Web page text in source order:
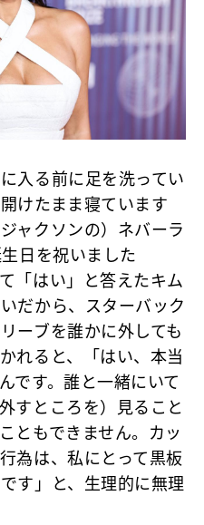
入る前に足を洗ってい
けたまま寝ています
ャクソンの）ネバーラ
日を祝いました
「はい」と答えたキム
だから、スターバック
ーブを誰かに外しても
れると、「はい、本当
です。誰と一緒にいて
すところを）見ること
ともできません。カッ
為は、私にとって黒板
す」と、生理的に無理